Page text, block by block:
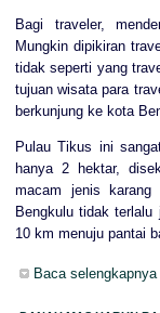
Bagi traveler,
Mungkin dipikiran
tidak seperti yang
tujuan wisata para
berkunjung ke kota
Pulau Tikus ini
hanya 2 hektar,
macam jenis
Bengkulu tidak
10 km menuju pantai
Baca selengkapnya